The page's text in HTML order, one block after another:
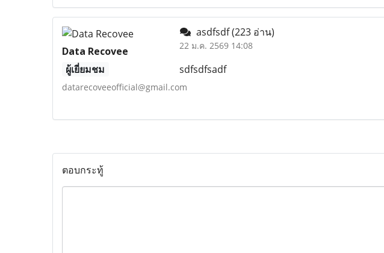
Data Recovee
ผู้เยี่ยมชม
datarecoveeofficial@gmail.com
asdfsdf(223 อ่าน)
22 ม.ค. 2569 14:08
sdfsdfsadf
ตอบกระทู้